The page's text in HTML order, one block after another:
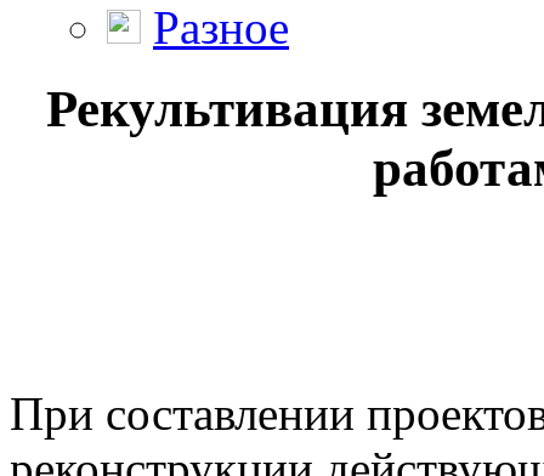
Разное
Рекультивация
При составлении